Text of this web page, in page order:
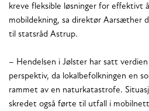
kreve fleksible løsninger for effektivt
mobildekning, sa direktør Aarsæther
til statsråd Astrup.
– Hendelsen i Jølster har satt
perspektiv, da lokalbefolkningen en
rammet av en naturkatastrofe.
skredet også førte til utfall i